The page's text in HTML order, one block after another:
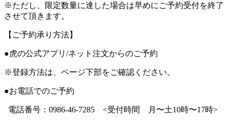
※ただし、限定数量に達した場合は早めにご予約受付を終了
させて頂きます。
【ご予約承り方法】
●虎の公式アプリ/ネット注文からのご予約
※登録方法は、ページ下部をご確認ください。
●お電話でのご予約
電話番号：0986-46-7285 <受付時間 月〜土10時〜17時>